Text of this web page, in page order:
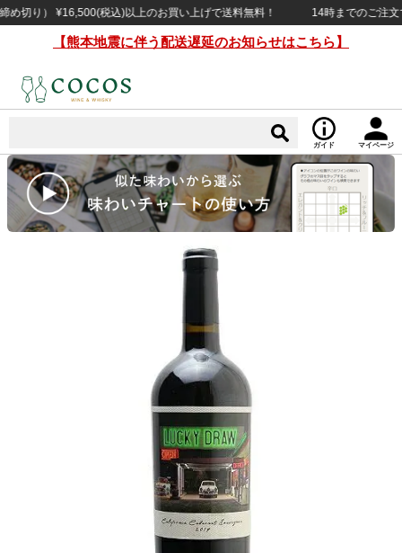
り） ¥16,500(税込)以上のお買い上げで送料無料！ 14時までのご注文で
【熊本地震に伴う配送遅延のお知らせはこちら】
ガイド マイページ